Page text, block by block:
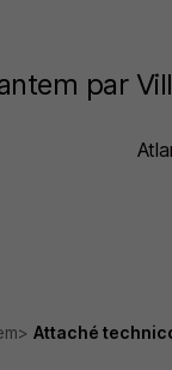
par
Attaché